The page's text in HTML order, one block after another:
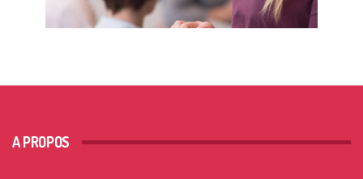
A PROPOS